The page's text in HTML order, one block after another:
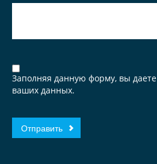
Заполняя данную форму, вы даете
ваших данных.